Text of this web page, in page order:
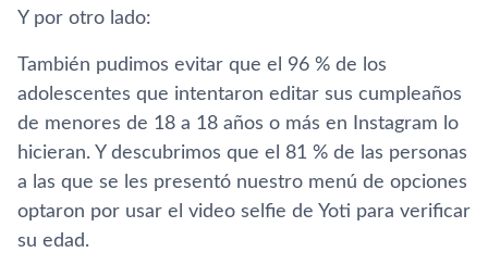
Y por otro lado:
También pudimos evitar que el 96 % de los
adolescentes que intentaron editar sus cumpleaños
de menores de 18 a 18 años o más en Instagram lo
hicieran. Y descubrimos que el 81 % de las personas
a las que se les presentó nuestro menú de opciones
optaron por usar el video selfie de Yoti para verificar
su edad.